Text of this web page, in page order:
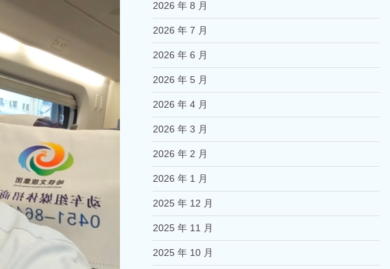
2026 年 8 月
2026 年 7 月
2026 年 6 月
2026 年 5 月
2026 年 4 月
2026 年 3 月
2026 年 2 月
2026 年 1 月
2025 年 12 月
2025 年 11 月
2025 年 10 月